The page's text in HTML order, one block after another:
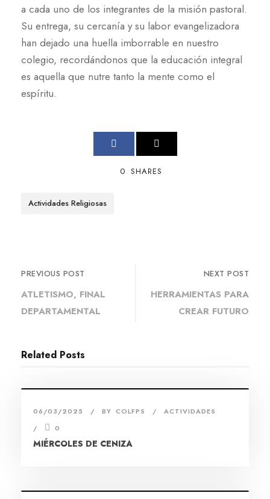
a cada uno de los integrantes de la misión pastoral.
Su entrega, su cercanía y su labor evangelizadora
han dejado una huella imborrable en nuestro
colegio, recordándonos que la educación integral
es aquella que nutre tanto la mente como el
espíritu.
0 SHARES
Actividades Religiosas
PREVIOUS POST
ATLETISMO, FINAL
DEPARTAMENTAL
NEXT POST
HERRAMIENTAS PARA
CREAR FUTURO
Related Posts
06/03/2025 BY COLFPS
ACTIVIDADES
0
MIÉRCOLES DE CENIZA